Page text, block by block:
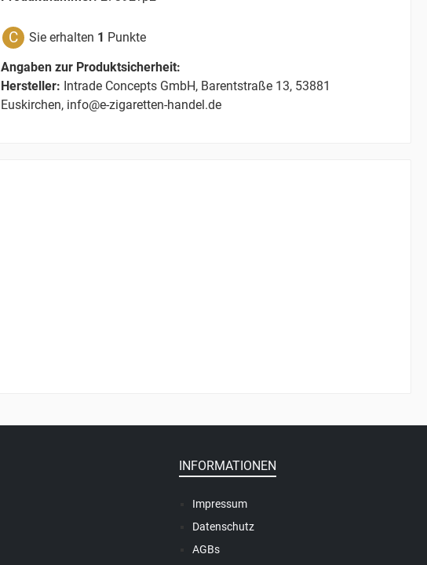
C Sie erhalten 1 Punkte
Angaben zur Produktsicherheit:
Hersteller: Intrade Concepts GmbH, Barentstraße 13, 53881
Euskirchen, info@e-zigaretten-handel.de
INFORMATIONEN
Impressum
Datenschutz
AGBs